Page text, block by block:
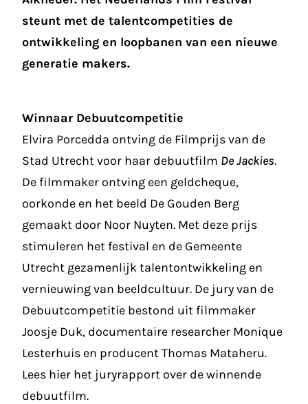
steunt met de talentcompetities de
ontwikkeling en loopbanen van een nieuwe
generatie makers.
Winnaar Debuutcompetitie
Elvira Porcedda ontving de Filmprijs van de
Stad Utrecht voor haar debuutfilm De Jackies.
De filmmaker ontving een geldcheque,
oorkonde en het beeld De Gouden Berg
gemaakt door Noor Nuyten. Met deze prijs
stimuleren het festival en de Gemeente
Utrecht gezamenlijk talentontwikkeling en
vernieuwing van beeldcultuur. De jury van de
Debuutcompetitie bestond uit filmmaker
Joosje Duk, documentaire researcher Monique
Lesterhuis en producent Thomas Mataheru.
Lees hier het juryrapport over de winnende
debuutfilm.